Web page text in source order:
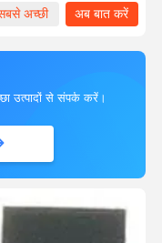
अच्छी
अब बात करें
उत्पादों से संपर्क करें।